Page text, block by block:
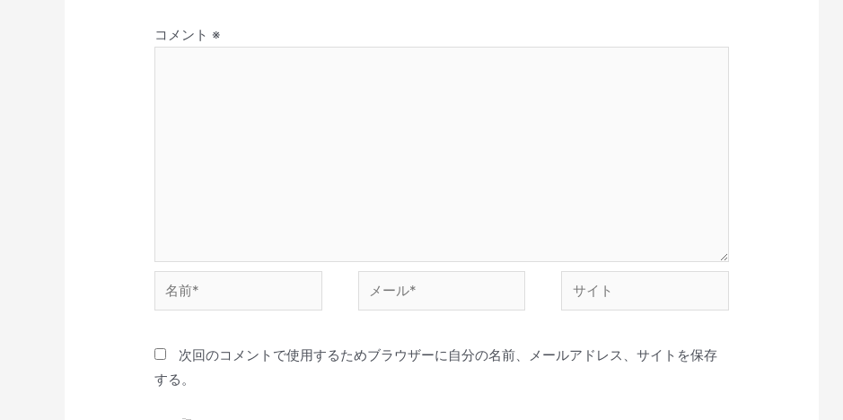
コメント ※
次回のコメントで使用するためブラウザーに自分の名前、メールアドレス、サイトを保存
する。